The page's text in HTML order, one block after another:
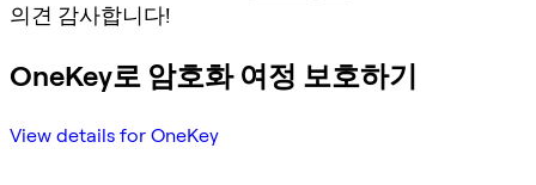
의견 감사합니다!
OneKey로 암호화 여정 보호하기
View details for OneKey